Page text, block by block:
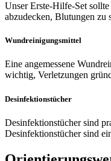
Unser Erste-Hilfe-Set
abzudecken, Blutungen zu
Wundreinigungsmittel
Eine angemessene
wichtig, Verletzungen
Desinfektionstücher
Desinfektionstücher sind
Desinfektionstücher sind